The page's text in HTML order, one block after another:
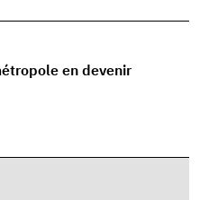
en devenir